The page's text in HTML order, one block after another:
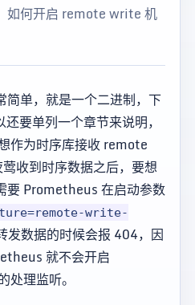
如何开启 remote write 机
简单，就是一个二进制，下
要单列一个章节来说明，
作为时序库接收 remote
收到时序数据之后，要想
要 Prometheus 在启动参数
write-
发数据的时候会报 404，因
就不会开启
处理监听。